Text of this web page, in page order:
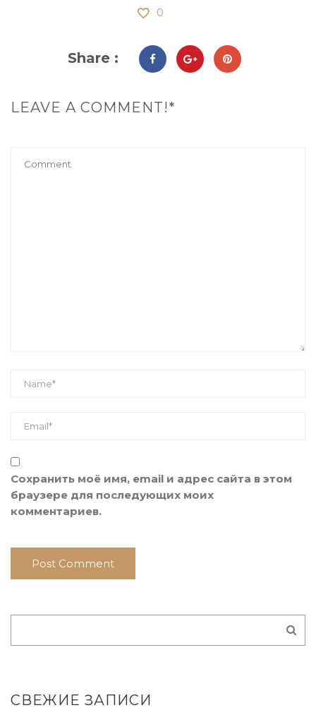
0
Share :
LEAVE A COMMENT!*
Сохранить моё имя, email и адрес сайта в этом
браузере для последующих моих
комментариев.
СВЕЖИЕ ЗАПИСИ